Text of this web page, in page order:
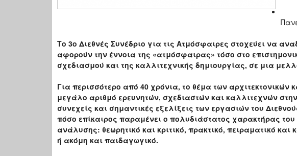
Το 3ο Διεθνές Συνέδριο για τις Ατμόσφαιρες στοχεύει να
αφορούν την έννοια της «ατμόσφαιρας» τόσο στο
σχεδιασμού και της καλλιτεχνικής δημιουργίας, σε μια
Για περισσότερο από 40 χρόνια, το θέμα των
μεγάλο αριθμό ερευνητών, σχεδιαστών και καλλιτεχνών
συνεχείς και σημαντικές εξελίξεις των εργασιών του
πόσο επίκαιρος παραμένει ο πολυδιάστατος χαρακτήρας
ανάλυσης: θεωρητικό και κριτικό, πρακτικό, πειραματικό και
ή ακόμη και παιδαγωγικό.